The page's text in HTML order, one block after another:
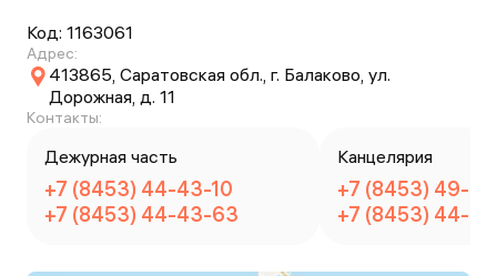
Код: 1163061
Адрес:
413865, Саратовская обл., г. Балаково, ул.
Дорожная, д. 11
Контакты:
Дежурная часть
+7 (8453) 44-43-10
+7 (8453) 44-43-63
Канцелярия
+7 (8453) 49-
+7 (8453) 44-